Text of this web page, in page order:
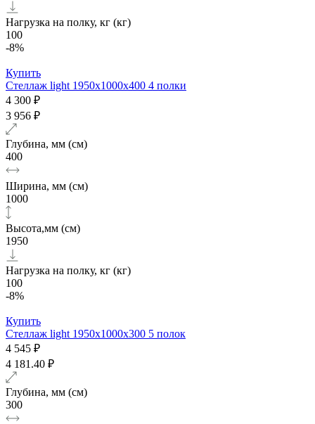
Нагрузка на полку, кг (кг)
100
-8%
Купить
Стеллаж light 1950х1000x400 4 полки
4 300 ₽
3 956 ₽
Глубина, мм (см)
400
Ширина, мм (см)
1000
Высота,мм (см)
1950
Нагрузка на полку, кг (кг)
100
-8%
Купить
Стеллаж light 1950х1000x300 5 полок
4 545 ₽
4 181.40 ₽
Глубина, мм (см)
300